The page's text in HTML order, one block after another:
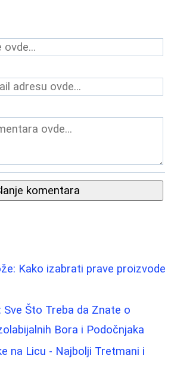
komentara
Kako izabrati prave proizvode
Sve Što Treba da Znate o
Bora i Podočnjaka
na Licu - Najbolji Tretmani i